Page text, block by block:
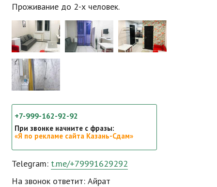
Проживание до 2-х человек.
+7-999-162-92-92
При звонке начните с фразы:
«Я по рекламе сайта Казань-Сдам»
Telegram: t.me/+79991629292
На звонок ответит: Айрат